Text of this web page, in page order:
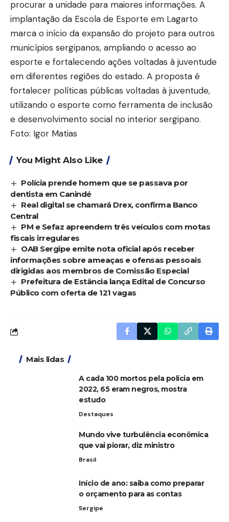
procurar a unidade para maiores informações. A
implantação da Escola de Esporte em Lagarto
marca o início da expansão do projeto para outros
municípios sergipanos, ampliando o acesso ao
esporte e fortalecendo ações voltadas à juventude
em diferentes regiões do estado. A proposta é
fortalecer políticas públicas voltadas à juventude,
utilizando o esporte como ferramenta de inclusão
e desenvolvimento social no interior sergipano.
Foto: Igor Matias
You Might Also Like
Polícia prende homem que se passava por
dentista em Canindé
Real digital se chamará Drex, confirma Banco
Central
PM e Sefaz apreendem três veículos com motas
fiscais irregulares
OAB Sergipe emite nota oficial após receber
informações sobre ameaças e ofensas pessoais
dirigidas aos membros de Comissão Especial
Prefeitura de Estância lança Edital de Concurso
Público com oferta de 121 vagas
Mais lidas
A cada 100 mortos pela polícia em
2022, 65 eram negros, mostra
estudo
Destaques
Mundo vive turbulência econômica
que vai piorar, diz ministro
Brasil
Início de ano: saiba como preparar
o orçamento para as contas
Sergipe